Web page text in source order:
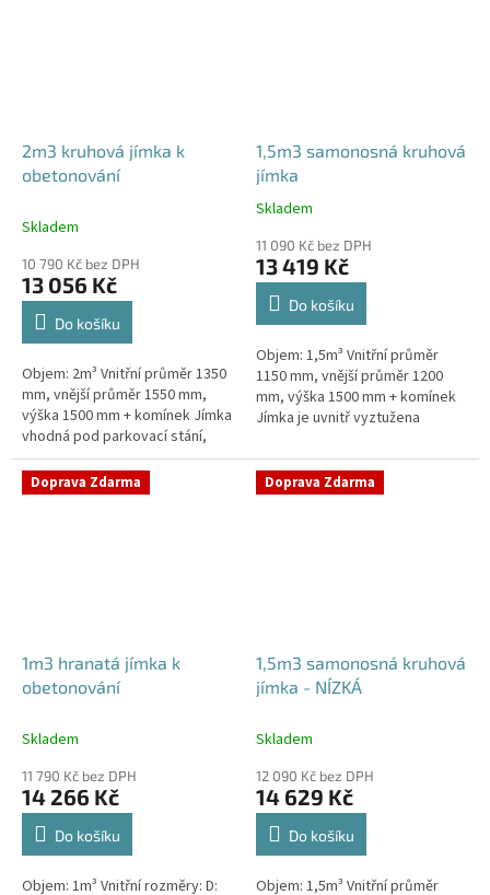
2m3 kruhová jímka k
obetonování
Skladem
10 790 Kč bez DPH
13 056 Kč
Do košíku
Objem: 2m³ Vnitřní průměr 1350
mm, vnější průměr 1550 mm,
výška 1500 mm + komínek Jímka
vhodná pod parkovací stání,
komunikace i terasy Průměr
přítoku specifikujte v...
1,5m3 samonosná kruhová
jímka
Průměrné
produktu
je
4,2
hvězdiček.
Skladem
11 090 Kč bez DPH
13 419 Kč
Do košíku
Objem: 1,5m³ Vnitřní průměr
1150 mm, vnější průměr 1200
mm, výška 1500 mm + komínek
Jímka je uvnitř vyztužena
garanci její
samonosnosti.Kvalitní, pevná...
Doprava Zdarma
1m3 hranatá jímka k
obetonování
Skladem
11 790 Kč bez DPH
14 266 Kč
Do košíku
Objem: 1m³ Vnitřní rozměry: D:
Doprava Zdarma
1,5m3 samonosná kruhová
jímka - NÍZKÁ
Skladem
12 090 Kč bez DPH
14 629 Kč
Do košíku
Objem: 1,5m³ Vnitřní průměr